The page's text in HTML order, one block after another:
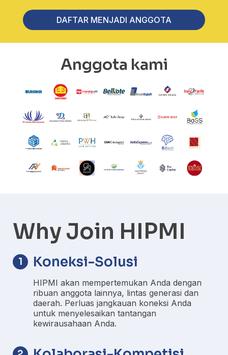
DAFTAR MENJADI ANGGOTA
Anggota kami
Why Join HIPMI
1 Koneksi-Solusi
HIPMI akan mempertemukan Anda dengan
ribuan anggota lainnya, lintas generasi dan
daerah. Perluas jangkauan koneksi Anda
untuk menyelesaikan tantangan
kewirausahaan Anda.